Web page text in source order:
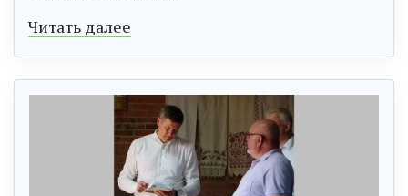
Читать далее